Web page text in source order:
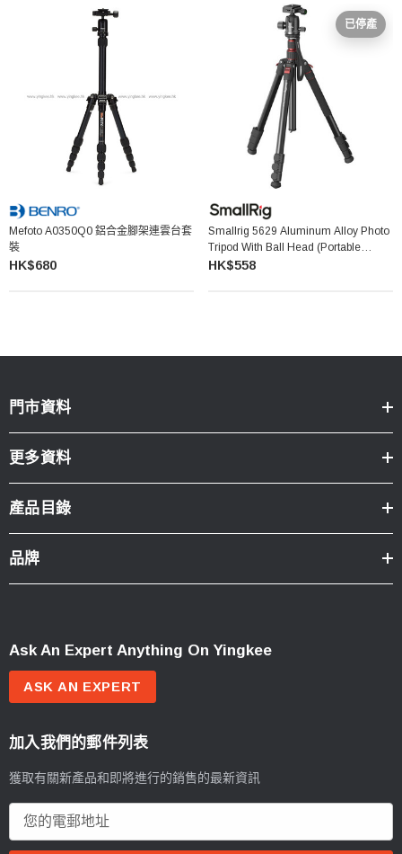
Mefoto A0350Q0 鋁合金腳架連雲台套
裝
HK$680
已停產
Smallrig 5629 Aluminum Alloy Photo
Tripod With Ball Head (Portable
Version) 鋁合金三腳架連雲台 (輕便版)
HK$558
門市資料
更多資料
產品目錄
品牌
Ask An Expert Anything On Yingkee
ASK AN EXPERT
加入我們的郵件列表
獲取有關新產品和即將進行的銷售的最新資訊
郵